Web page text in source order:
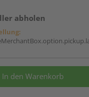
abholen
In den Warenkorb